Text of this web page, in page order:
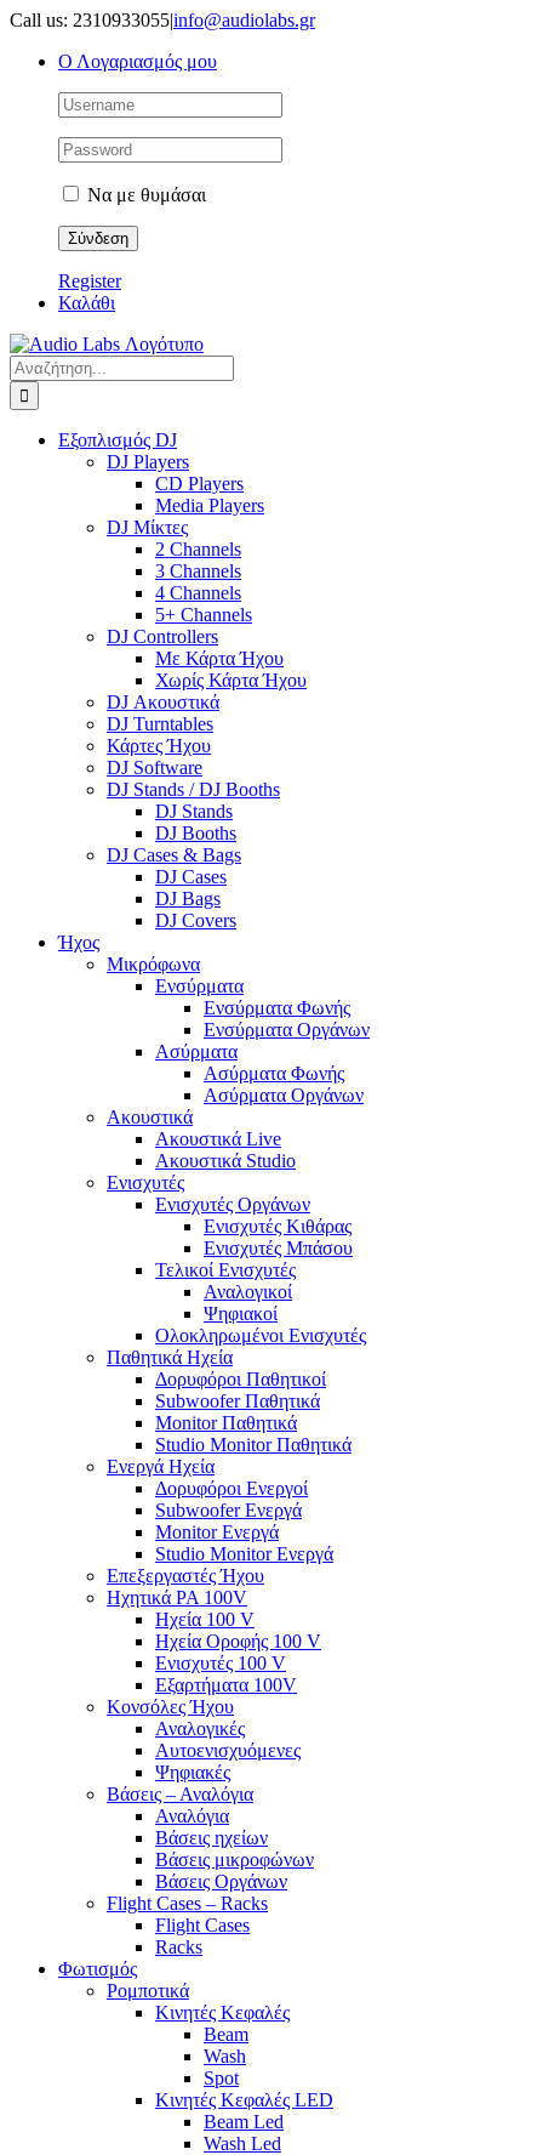
Μετάβαση
περιεχόμενο
Call us: 2310933055|info@audiolabs.gr
Ο Λογαριασμός μου
Να με θυμάσαι
Register
Καλάθι
Αναζήτηση
για:
Εξοπλισμός DJ
DJ Players
CD Players
Media Players
DJ Μίκτες
2 Channels
3 Channels
4 Channels
5+ Channels
DJ Controllers
Με Κάρτα Ήχου
Χωρίς Κάρτα Ήχου
DJ Ακουστικά
DJ Turntables
Κάρτες Ήχου
DJ Software
DJ Stands / DJ Booths
DJ Stands
DJ Booths
DJ Cases & Bags
DJ Cases
DJ Bags
DJ Covers
Ήχος
Μικρόφωνα
Ενσύρματα
Ενσύρματα Φωνής
Ενσύρματα Οργάνων
Ασύρματα
Ασύρματα Φωνής
Ασύρματα Οργάνων
Ακουστικά
Ακουστικά Live
Ακουστικά Studio
Ενισχυτές
Ενισχυτές Οργάνων
Ενισχυτές Κιθάρας
Ενισχυτές Μπάσου
Τελικοί Ενισχυτές
Αναλογικοί
Ψηφιακοί
Ολοκληρωμένοι Ενισχυτές
Παθητικά Ηχεία
Δορυφόροι Παθητικοί
Subwoofer Παθητικά
Monitor Παθητικά
Studio Monitor Παθητικά
Ενεργά Ηχεία
Δορυφόροι Ενεργοί
Subwoofer Ενεργά
Monitor Ενεργά
Studio Monitor Ενεργά
Επεξεργαστές Ήχου
Ηχητικά PA 100V
Ηχεία 100 V
Ηχεία Οροφής 100 V
Ενισχυτές 100 V
Εξαρτήματα 100V
Κονσόλες Ήχου
Αναλογικές
Αυτοενισχυόμενες
Ψηφιακές
Βάσεις – Αναλόγια
Αναλόγια
Βάσεις ηχείων
Βάσεις μικροφώνων
Βάσεις Οργάνων
Flight Cases – Racks
Flight Cases
Racks
Φωτισμός
Ρομποτικά
Κινητές Κεφαλές
Beam
Wash
Spot
Κινητές Κεφαλές LED
Beam Led
Wash Led